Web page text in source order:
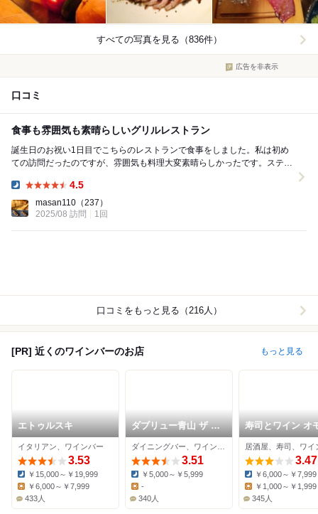
すべての写真を見る（836件）
広告を非表示
口コミ
食事も雰囲気も素晴らしいグリルレストラン
誕生日のお祝い1日目でこちらのレストランで食事をしました。私は初め
ての訪問だったのですが、雰囲気も料理大変素晴らしかったです。ステー
4.5
masan110 （237）
2025/08 訪問
1回
口コミをもっと見る（216人）
[PR] 近くのワインバーのお店 もっと見る
エトゥルスキ
イタリアン、ワインバー
3.53
Dinner:
￥15,000～￥19,999
￥6,000～￥7,999
433人
ダブリュー青山 ザ セ
ラーアンドグリル
3.51
Dinner:
￥5,000～￥5,999
-
340人
寿司とワイン オ
サンドリア
居酒屋、寿司、ワイ
3.47
Dinner:
￥6,000～￥7,999
￥1,000～￥1,999
345人